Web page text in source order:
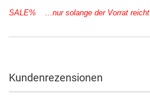
SALE% ...nur solange der Vorrat reicht
Kundenrezensionen